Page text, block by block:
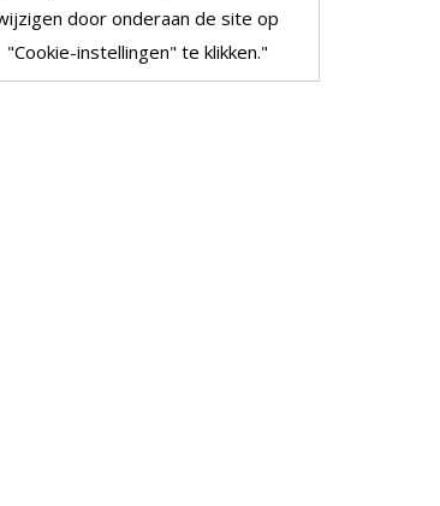
door onderaan de site op
"Cookie-instellingen" te klikken."